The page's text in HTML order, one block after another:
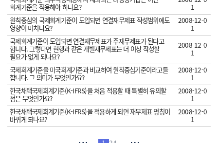
회계기준을 적용해야 하나요?
1
원칙중심의 국제회계기준이 도입되면 연결재무제표 작성범위에도
영향이 미치나요?
2008-12-0
1
국제회계기준이 도입되면 연결재무제표가 주재무제표가 된다고
합니다. 그렇다면 현행과 같은 개별재무제표는 더 이상 작성할
필요가 없게 되나요?
2008-12-0
1
국제회계기준을 미국회계기준과 비교하여 원칙중심기준이라고들
합니다. 그 의미가 무엇인가요?
2008-12-0
1
한국채택국제회계기준(K-IFRS)을 처음 적용할 때 특별히 유의할
점은 무엇인가요?
2008-12-0
1
한국채택국제회계기준(K-IFRS)을 적용하게 되면 재무제표 명칭이
바뀌게 되나요?
2008-12-0
1